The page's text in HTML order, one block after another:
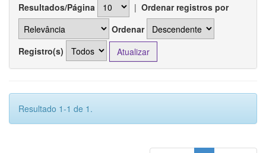
Resultados/Página | Ordenar registros por
Ordenar
Registro(s)
Resultado 1-1 de 1.